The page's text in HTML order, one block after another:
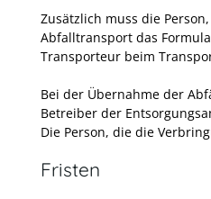
Zusätzlich muss die
Abfalltransport das
Transporteur beim
Bei der Übernahme der
Betreiber der
Die Person, die die
Fristen